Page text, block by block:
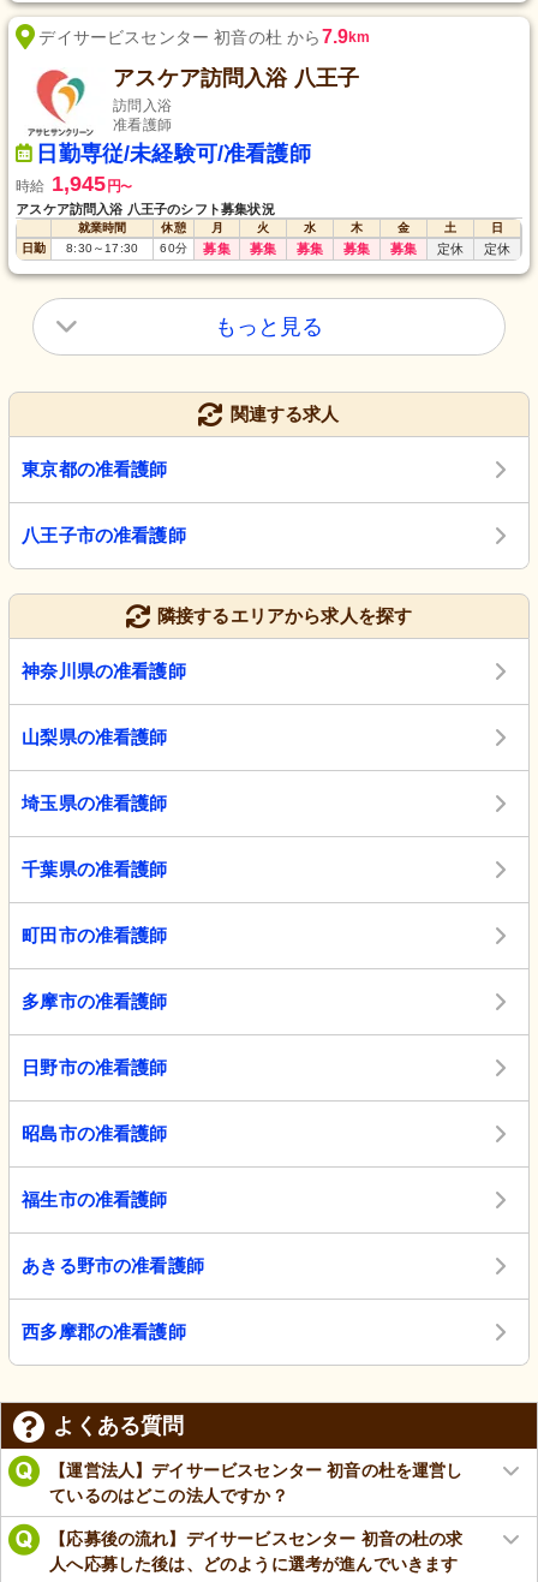
デイサービスセンター 初音の杜 から7.9km
アスケア訪問入浴 八王子
訪問入浴
准看護師
日勤専従/未経験可/准看護師
時給 1,945 円〜
アスケア訪問入浴 八王子のシフト募集状況
就業時間 休憩 月 火 水 木 金 土
日
日勤
8:30～17:30 60分 募集 募集 募集 募集 募集 定休 定休
もっと見る
関連する求人
東京都の准看護師
八王子市の准看護師
隣接するエリアから求人を探す
神奈川県の准看護師
山梨県の准看護師
埼玉県の准看護師
千葉県の准看護師
町田市の准看護師
多摩市の准看護師
日野市の准看護師
昭島市の准看護師
福生市の准看護師
あきる野市の准看護師
西多摩郡の准看護師
よくある質問
【運営法人】デイサービスセンター 初音の杜を運営し
ているのはどこの法人ですか？
【応募後の流れ】デイサービスセンター 初音の杜の求
人へ応募した後は、どのように選考が進んでいきます